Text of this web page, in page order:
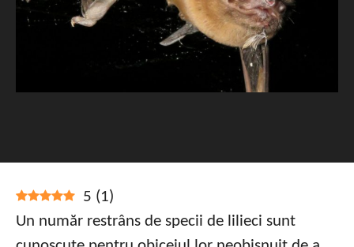
5 (1)
Un număr restrâns de specii de lilieci sunt